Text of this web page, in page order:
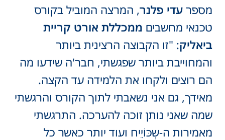
מספר עדי פלנר, המרצה המוביל בקורס
טכנאי מחשבים ממכללת אורט קריית
ביאליק: "זו הקבוצה הרצינית ביותר
והמחוייבת ביותר שפגשתי, חבר'ה שידעו מה
הם רוצים ולקחו את הלמידה עד הקצה.
מאידך, גם אני נשאבתי לתוך הקורס והרגשתי
שמה שאני נותן זוכה להערכה. התרגשתי
מאמירות ה-שְכּוֹיֵיח ועוד יותר כאשר כל